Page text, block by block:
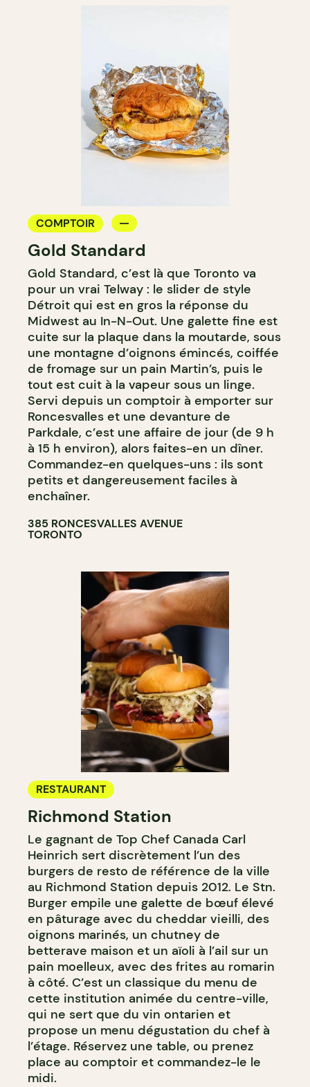
COMPTOIR
Gold Standard
Gold Standard, c’est là que Toronto va
pour un vrai Telway : le slider de style
Détroit qui est en gros la réponse du
Midwest au In-N-Out. Une galette fine est
cuite sur la plaque dans la moutarde, sous
une montagne d’oignons émincés, coiffée
de fromage sur un pain Martin’s, puis le
tout est cuit à la vapeur sous un linge.
Servi depuis un comptoir à emporter sur
Roncesvalles et une devanture de
Parkdale, c’est une affaire de jour (de 9 h
à 15 h environ), alors faites-en un dîner.
Commandez-en quelques-uns : ils sont
petits et dangereusement faciles à
enchaîner.
385 RONCESVALLES AVENUE
TORONTO
RESTAURANT
Richmond Station
Le gagnant de Top Chef Canada Carl
Heinrich sert discrètement l’un des
burgers de resto de référence de la ville
au Richmond Station depuis 2012. Le Stn.
Burger empile une galette de bœuf élevé
en pâturage avec du cheddar vieilli, des
oignons marinés, un chutney de
betterave maison et un aïoli à l’ail sur un
pain moelleux, avec des frites au romarin
à côté. C’est un classique du menu de
cette institution animée du centre-ville,
qui ne sert que du vin ontarien et
propose un menu dégustation du chef à
l’étage. Réservez une table, ou prenez
place au comptoir et commandez-le le
midi.